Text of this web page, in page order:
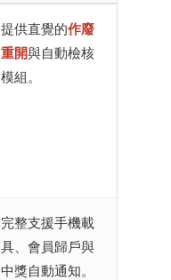
提供直覺的作廢
重開與自動檢核
模組。
完整支援手機載
具、會員歸戶與
中獎自動通知。